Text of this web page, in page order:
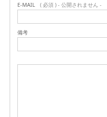
E-MAIL ( 必須 ) - 公開されません -
備考